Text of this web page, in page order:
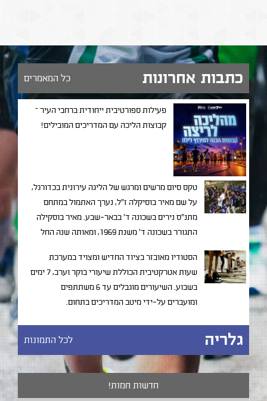
כתבות אחרונות כל המאמרים
פעילות ספורטיבית ייחודית ברחבי העיר –
קבוצות הליכה עם המדריכים המובילים!
טקס סיום מרשים ומרגש של הליגה עירונית בכדורגל,
על שם מאיר בוסיקלה ז"ל, נערך האתמול במתחם
מתנ"ס נירים בשכונה ד' בבאר-שבע. מאיר בוסקילה
התגורר בשכונה ד' משנת 1969, ומאותה שנה החל
להוציא נערים ממצבי מצוקה תוך שילובם בחברה
באמצעות פרויקטים חינוכיים שונים.
הסטודיו מאובזר בציוד החדיש ומצויד במערכת
שעות אטרקטיבית הכוללת שיעורי בוקר וערב, 7 ימים
בשבוע. השיעורים מוגבלים עד 6 משתתפים
ומועברים על-ידי מיטב המדריכים בתחום.
גלריה לכל התמונות
חדשות חמות!